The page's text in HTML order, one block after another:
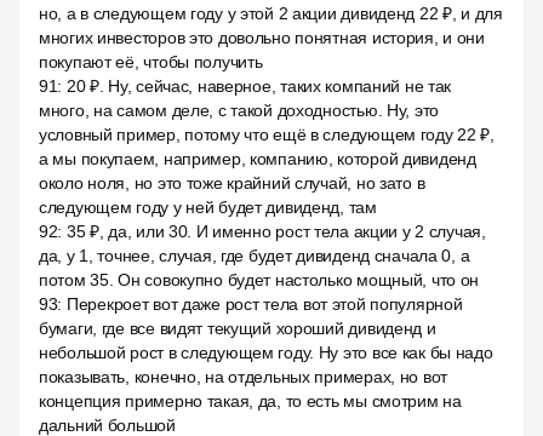
но, а в следующем году у этой 2 акции дивиденд 22 ₽, и для
многих инвесторов это довольно понятная история, и они
покупают её, чтобы получить
91: 20 ₽. Ну, сейчас, наверное, таких компаний не так
много, на самом деле, с такой доходностью. Ну, это
условный пример, потому что ещё в следующем году 22 ₽,
а мы покупаем, например, компанию, которой дивиденд
около ноля, но это тоже крайний случай, но зато в
следующем году у ней будет дивиденд, там
92: 35 ₽, да, или 30. И именно рост тела акции у 2 случая,
да, у 1, точнее, случая, где будет дивиденд сначала 0, а
потом 35. Он совокупно будет настолько мощный, что он
93: Перекроет вот даже рост тела вот этой популярной
бумаги, где все видят текущий хороший дивиденд и
небольшой рост в следующем году. Ну это все как бы надо
показывать, конечно, на отдельных примерах, но вот
концепция примерно такая, да, то есть мы смотрим на
дальний большой